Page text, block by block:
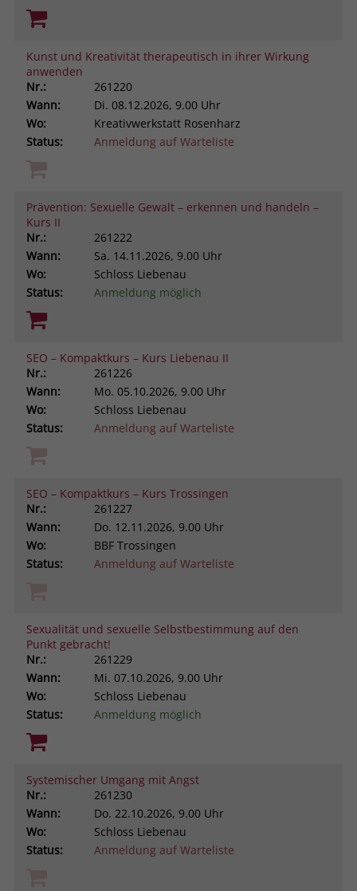
Kunst und Kreativität therapeutisch in ihrer Wirkung
anwenden
Nr.:
261220
Wann:
Di. 08.12.2026, 9.00 Uhr
Wo:
Kreativwerkstatt Rosenharz
Status:
Anmeldung auf Warteliste
Prävention: Sexuelle Gewalt – erkennen und handeln –
Kurs II
Nr.:
261222
Wann:
Sa. 14.11.2026, 9.00 Uhr
Wo:
Schloss Liebenau
Status:
Anmeldung möglich
SEO – Kompaktkurs – Kurs Liebenau II
Nr.:
261226
Wann:
Mo. 05.10.2026, 9.00 Uhr
Wo:
Schloss Liebenau
Status:
Anmeldung auf Warteliste
SEO – Kompaktkurs – Kurs Trossingen
Nr.:
261227
Wann:
Do. 12.11.2026, 9.00 Uhr
Wo:
BBF Trossingen
Status:
Anmeldung auf Warteliste
Sexualität und sexuelle Selbstbestimmung auf den
Punkt gebracht!
Nr.:
261229
Wann:
Mi. 07.10.2026, 9.00 Uhr
Wo:
Schloss Liebenau
Status:
Anmeldung möglich
Systemischer Umgang mit Angst
Nr.:
261230
Wann:
Do. 22.10.2026, 9.00 Uhr
Wo:
Schloss Liebenau
Status:
Anmeldung auf Warteliste